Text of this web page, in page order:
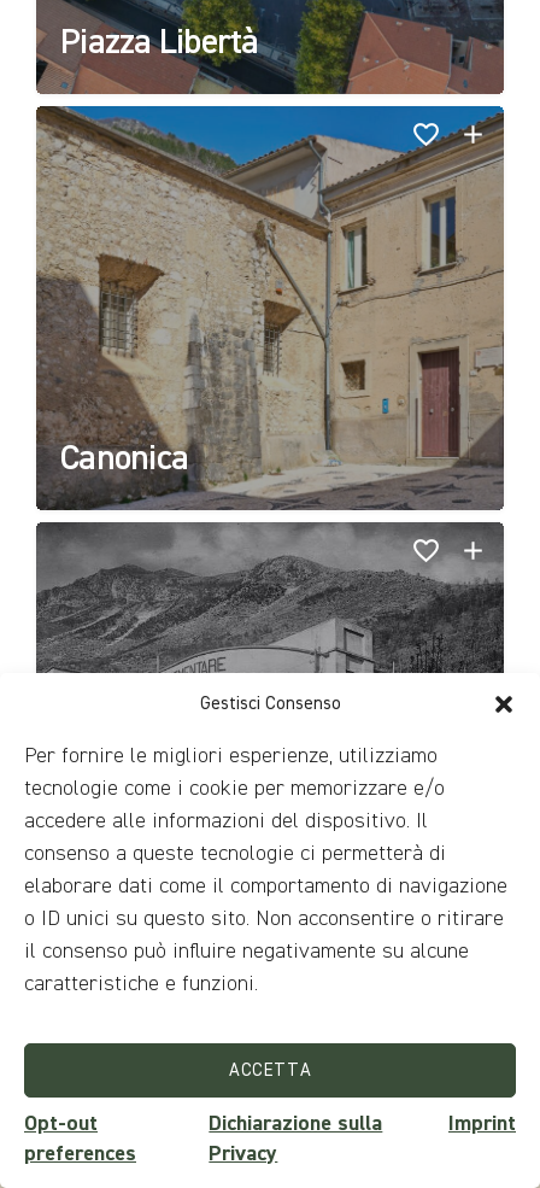
Gestisci Consenso
Per fornire le migliori esperienze, utilizziamo
tecnologie come i cookie per memorizzare e/o
accedere alle informazioni del dispositivo. Il
consenso a queste tecnologie ci permetterà di
elaborare dati come il comportamento di navigazione
o ID unici su questo sito. Non acconsentire o ritirare
il consenso può influire negativamente su alcune
caratteristiche e funzioni.
ACCETTA
Opt-out
preferences
Dichiarazione sulla
Privacy
Imprint
Piazza Libertà
Canonica
Edificio Scolastico